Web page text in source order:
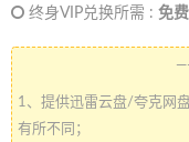
终身VIP兑换所需 : 免费
1、提供迅雷云盘/夸克网
有所不同；